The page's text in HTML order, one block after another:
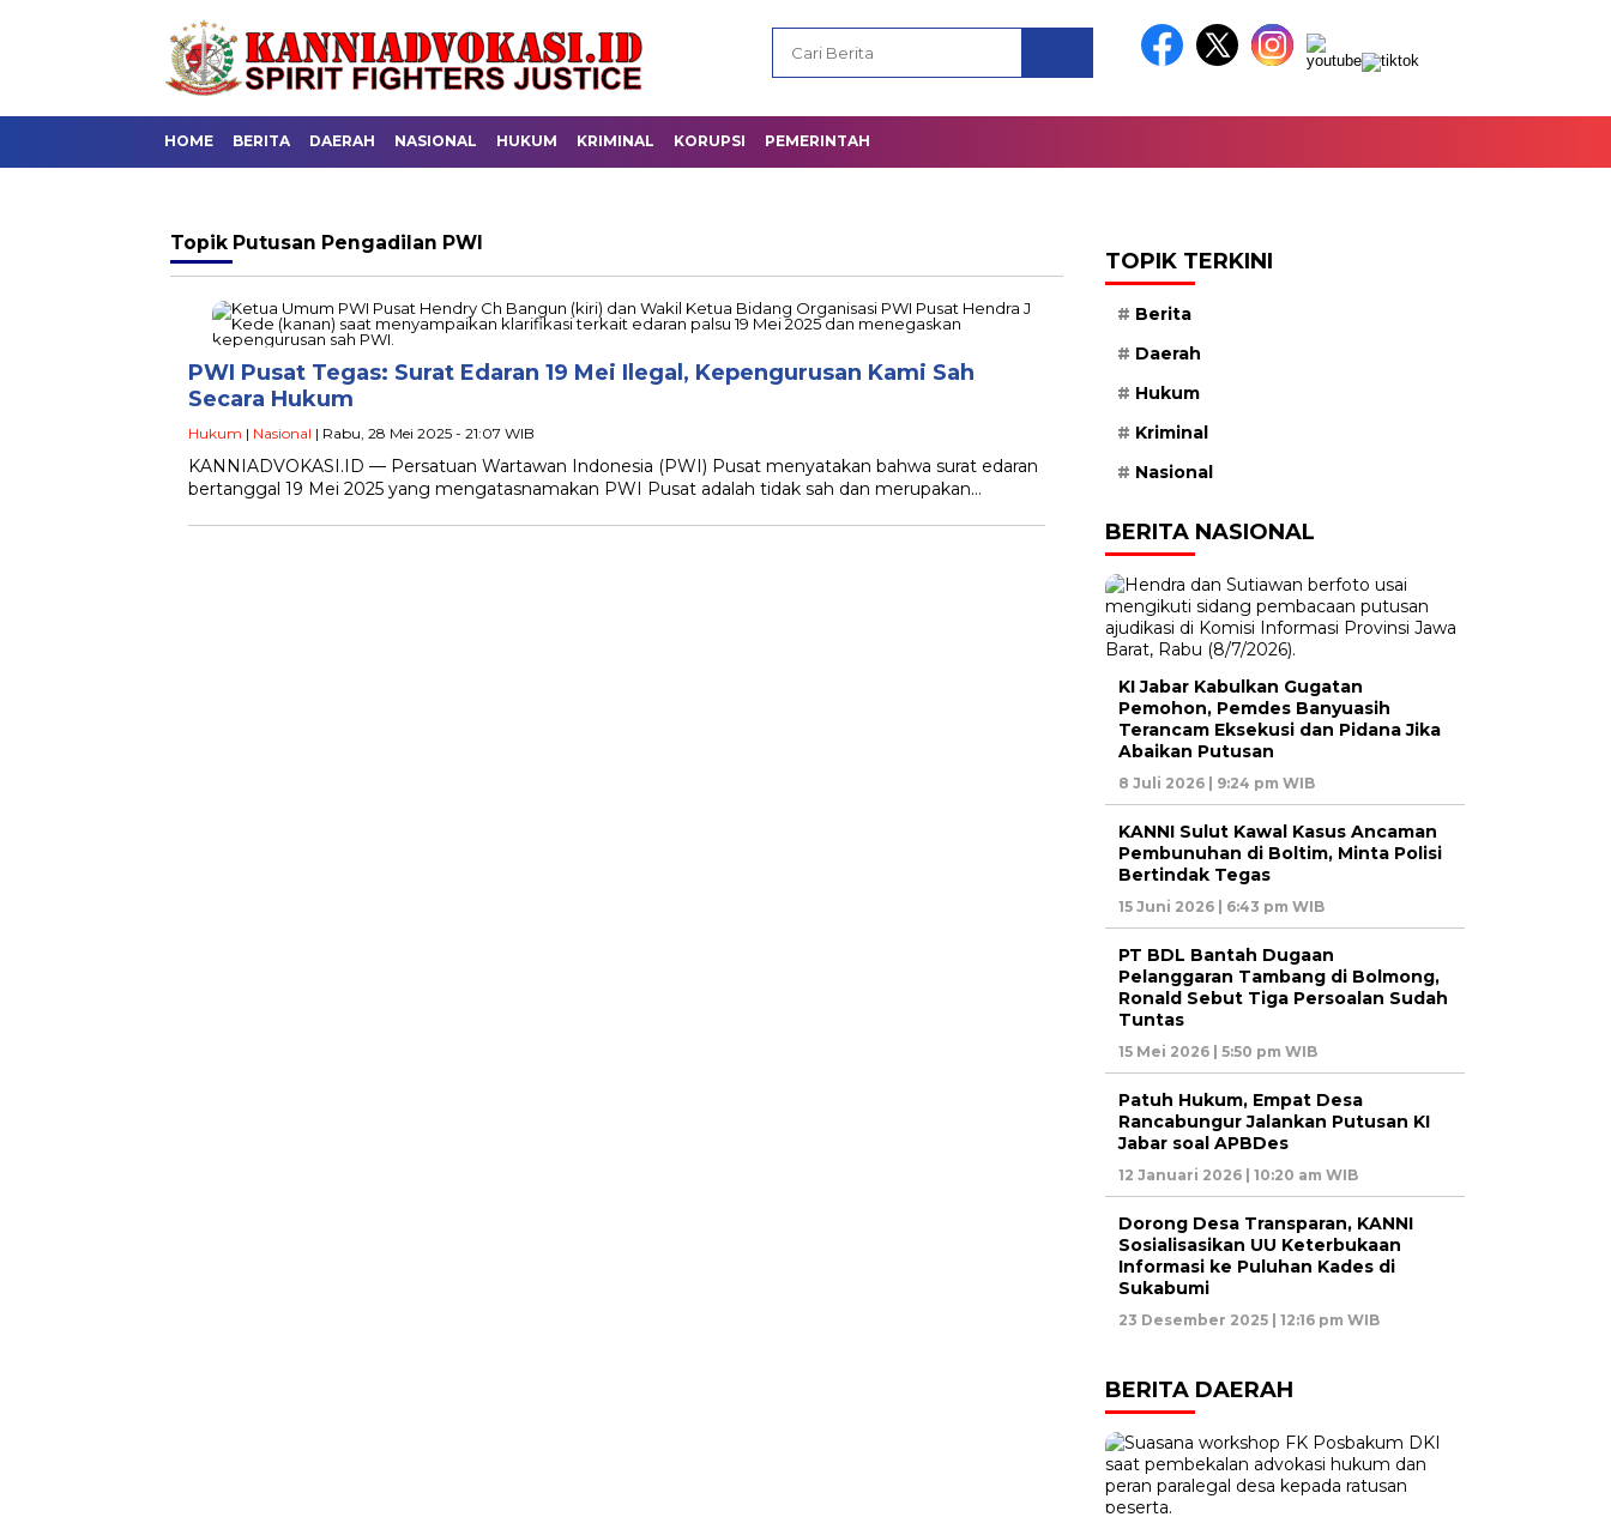
HOME BERITA DAERAH NASIONAL HUKUM KRIMINAL KORUPSI PEMERINTAH
Topik Putusan Pengadilan PWI
PWI Pusat Tegas: Surat Edaran 19 Mei Ilegal, Kepengurusan Kami Sah
Secara Hukum
Hukum | Nasional | Rabu, 28 Mei 2025 - 21:07 WIB
KANNIADVOKASI.ID — Persatuan Wartawan Indonesia (PWI) Pusat menyatakan bahwa surat edaran
bertanggal 19 Mei 2025 yang mengatasnamakan PWI Pusat adalah tidak sah dan merupakan…
TOPIK TERKINI
Berita
Daerah
Hukum
Kriminal
Nasional
BERITA NASIONAL
KI Jabar Kabulkan Gugatan
Pemohon, Pemdes Banyuasih
Terancam Eksekusi dan Pidana Jika
Abaikan Putusan
8 Juli 2026 | 9:24 pm WIB
KANNI Sulut Kawal Kasus Ancaman
Pembunuhan di Boltim, Minta Polisi
Bertindak Tegas
15 Juni 2026 | 6:43 pm WIB
PT BDL Bantah Dugaan
Pelanggaran Tambang di Bolmong,
Ronald Sebut Tiga Persoalan Sudah
Tuntas
15 Mei 2026 | 5:50 pm WIB
Patuh Hukum, Empat Desa
Rancabungur Jalankan Putusan KI
Jabar soal APBDes
12 Januari 2026 | 10:20 am WIB
Dorong Desa Transparan, KANNI
Sosialisasikan UU Keterbukaan
Informasi ke Puluhan Kades di
Sukabumi
23 Desember 2025 | 12:16 pm WIB
BERITA DAERAH